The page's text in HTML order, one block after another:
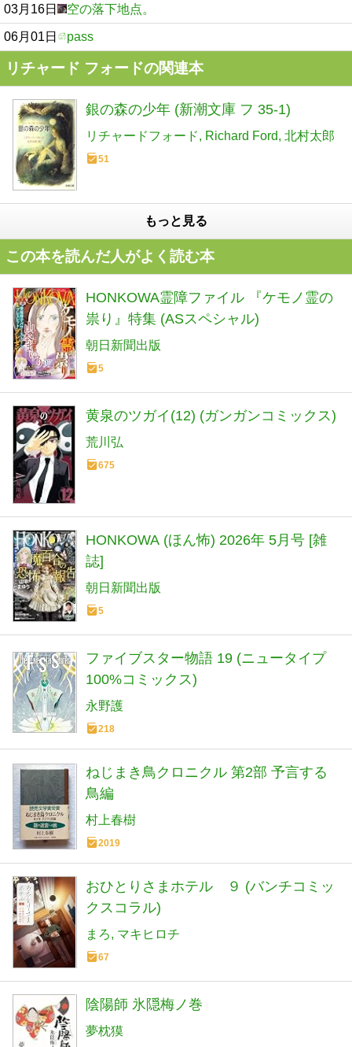
03月16日 空の落下地点。
06月01日 pass
リチャード フォードの関連本
銀の森の少年 (新潮文庫 フ 35-1)
リチャードフォード Richard Ford 北村太郎
51
もっと見る
この本を読んだ人がよく読む本
HONKOWA霊障ファイル 『ケモノ霊の
祟り』特集 (ASスペシャル)
朝日新聞出版
5
黄泉のツガイ(12) (ガンガンコミックス)
荒川弘
675
HONKOWA (ほん怖) 2026年 5月号 [雑
誌]
朝日新聞出版
5
ファイブスター物語 19 (ニュータイプ
100%コミックス)
永野護
218
ねじまき鳥クロニクル 第2部 予言する
鳥編
村上春樹
2019
おひとりさまホテル ９ (バンチコミッ
クスコラル)
まろ マキヒロチ
67
陰陽師 氷隠梅ノ巻
夢枕獏